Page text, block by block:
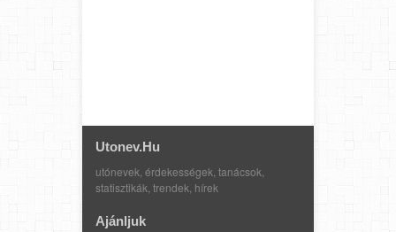
Utonev.hu
utónevek, érdekességek, tanácsok,
statisztikák, trendek, hírek
Ajánljuk